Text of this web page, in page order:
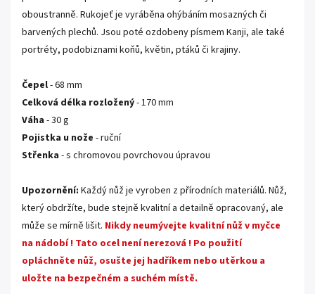
oboustranně. Rukojeť je vyráběna ohýbáním mosazných či
barvených plechů. Jsou poté ozdobeny písmem Kanji, ale také
portréty, podobiznami koňů, květin, ptáků či krajiny.
Čepel- 68 mm
Celková délka rozložený- 170 mm
Váha - 30 g
Pojistka u nože - ruční
Střenka - s chromovou povrchovou úpravou
Upozornění: Každý nůž je vyroben z přírodních materiálů. Nůž,
který obdržíte, bude stejně kvalitní a detailně opracovaný, ale
může se mírně lišit. Nikdy neumývejte kvalitní nůž v myčce
na nádobí ! Tato ocel není nerezová ! Po použití
opláchněte nůž, osušte jej hadříkem nebo utěrkou a
uložte na bezpečném a suchém místě.